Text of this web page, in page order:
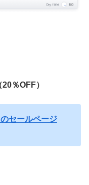
％OFF）
セールページ